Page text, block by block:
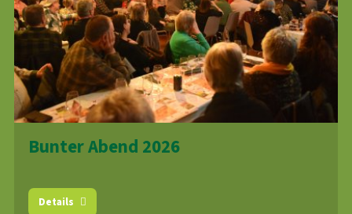
Bunter Abend 2026
Details